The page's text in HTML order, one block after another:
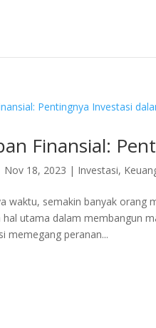
Finansial:
Nov 18, 2023 | Investasi,
waktu, semakin banyak orang
utama dalam membangun
memegang peranan...